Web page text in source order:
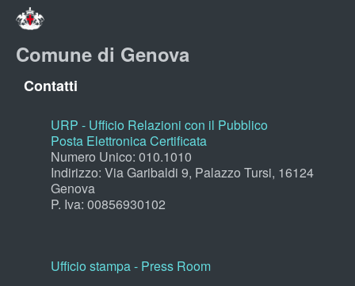
Comune di Genova
Contatti
URP - Ufficio Relazioni con il Pubblico
Posta Elettronica Certificata
Numero Unico: 010.1010
Indirizzo: Via Garibaldi 9, Palazzo Tursi, 16124
Genova
P. Iva: 00856930102
Ufficio stampa - Press Room